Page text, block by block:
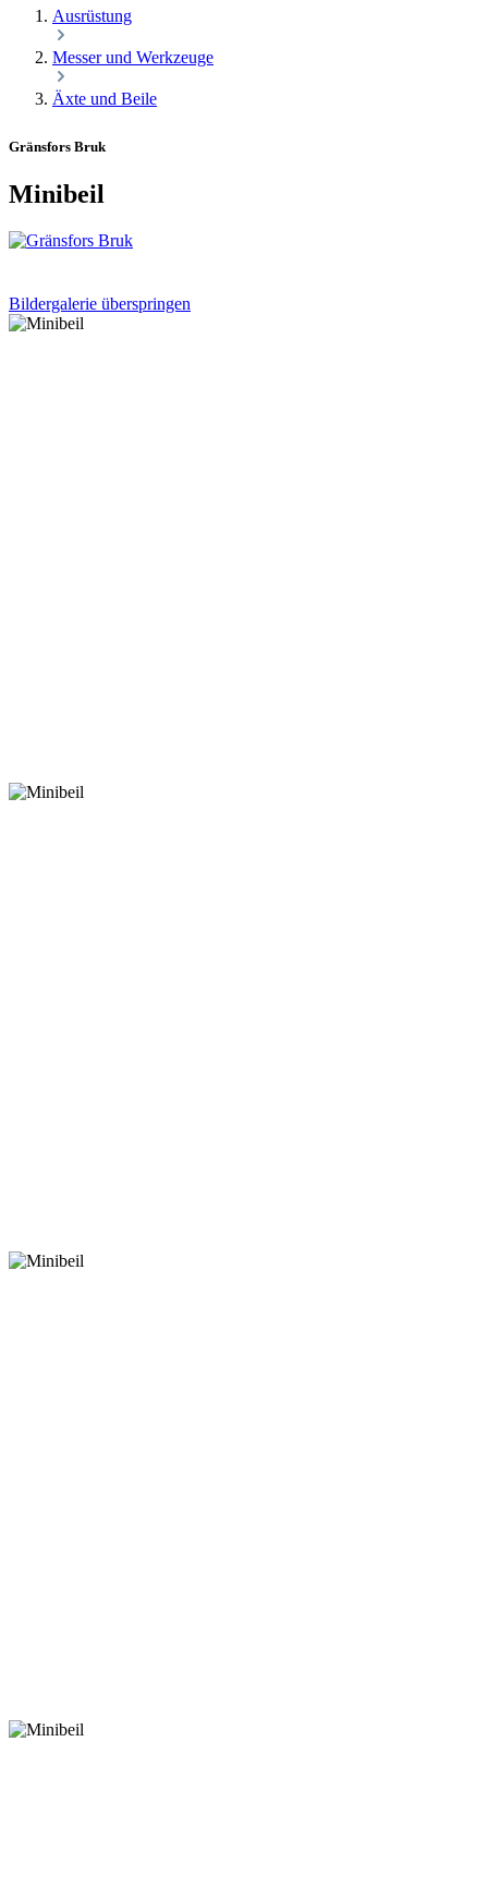
Ausrüstung
Messer und Werkzeuge
Äxte und Beile
Gränsfors Bruk
Minibeil
Bildergalerie überspringen